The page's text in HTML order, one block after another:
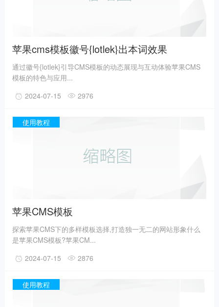
苹果cms模板徽号{lotlek}出本词效果
通过徽号{lotlek}引导CMS模板的动态展现与互动体验苹果CMS
模板的特色与应用...
2024-07-15
2976
使用教程
苹果CMS模板
探索苹果CMS下的多样模板选择,打造独一无二的网站形象什么
是苹果CMS模板?苹果CM...
2024-07-15
2876
使用教程